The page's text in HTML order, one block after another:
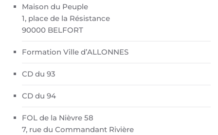
Maison du Peuple
1, place de la Résistance
90000 BELFORT
Formation Ville d’ALLONNES
CD du 93
CD du 94
FOL de la Nièvre 58
7, rue du Commandant Rivière